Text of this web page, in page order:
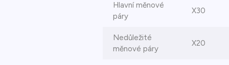
Hlavní měnové
páry
X30
Nedůležité
měnové páry
X20